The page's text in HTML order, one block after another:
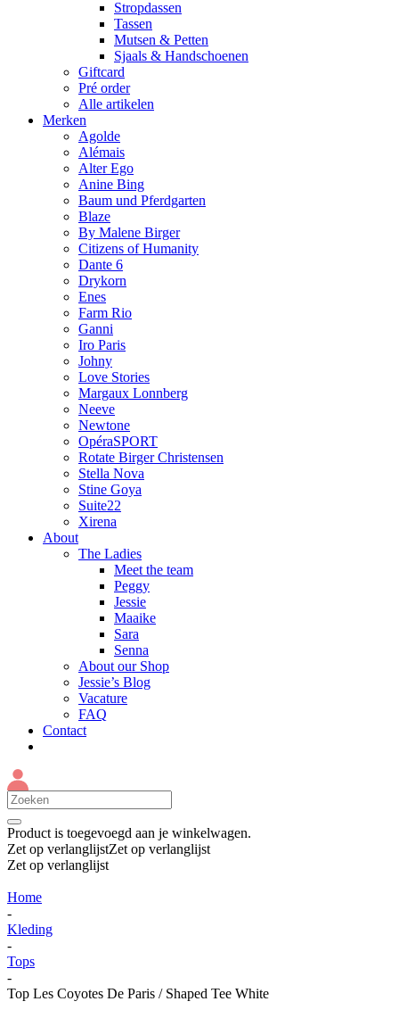
Stropdassen
Tassen
Mutsen & Petten
Sjaals & Handschoenen
Giftcard
Pré order
Alle artikelen
Merken
Agolde
Alémais
Alter Ego
Anine Bing
Baum und Pferdgarten
Blaze
By Malene Birger
Citizens of Humanity
Dante 6
Drykorn
Enes
Farm Rio
Ganni
Iro Paris
Johny
Love Stories
Margaux Lonnberg
Neeve
Newtone
OpéraSPORT
Rotate Birger Christensen
Stella Nova
Stine Goya
Suite22
Xirena
About
The Ladies
Meet the team
Peggy
Jessie
Maaike
Sara
Senna
About our Shop
Jessie’s Blog
Vacature
FAQ
Contact
Product is toegevoegd aan je winkelwagen.
Zet op verlanglijstZet op verlanglijst
Zet op verlanglijst
Home
-
Kleding
-
Tops
-
Top Les Coyotes De Paris / Shaped Tee White